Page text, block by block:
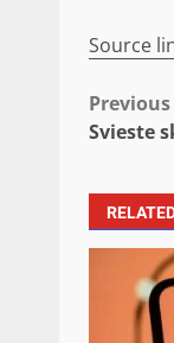
Source
Post
Previous
Svieste